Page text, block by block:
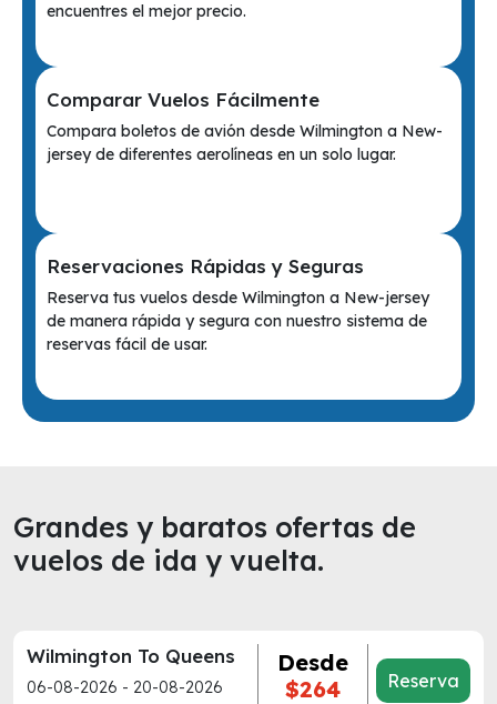
encuentres el mejor precio.
Comparar Vuelos Fácilmente
Compara boletos de avión desde Wilmington a New-
jersey de diferentes aerolíneas en un solo lugar.
Reservaciones Rápidas y Seguras
Reserva tus vuelos desde Wilmington a New-jersey
de manera rápida y segura con nuestro sistema de
reservas fácil de usar.
Grandes y baratos ofertas de
vuelos de ida y vuelta.
Wilmington To Queens
06-08-2026 - 20-08-2026
Desde
$264
Reserva